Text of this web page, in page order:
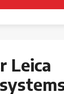
Leica